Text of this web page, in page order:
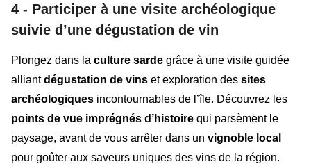
4 - Participer à une visite archéologique
suivie d’une dégustation de vin
Plongez dans la culture sarde grâce à une visite guidée
alliantdégustation de vins et exploration des sites
archéologiques incontournables de l’île. Découvrez les
points de vue imprégnés d’histoire qui parsèment le
paysage, avant de vous arrêter dans un vignoble local
pour goûter aux saveurs uniques des vins de la région.